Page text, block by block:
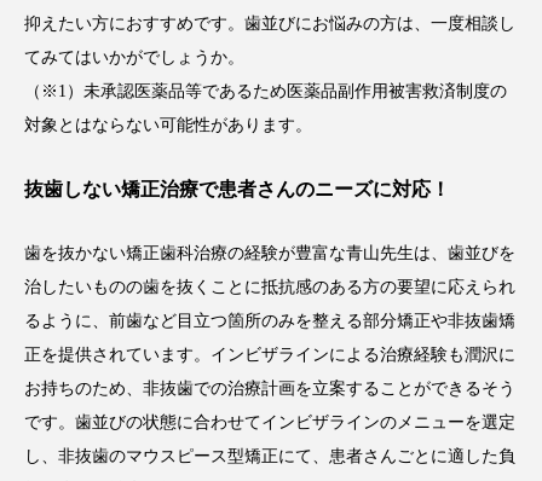
抑えたい方におすすめです。歯並びにお悩みの方は、一度相談し
てみてはいかがでしょうか。
（※1）未承認医薬品等であるため医薬品副作用被害救済制度の
対象とはならない可能性があります。
抜歯しない矯正治療で患者さんのニーズに対応！
歯を抜かない矯正歯科治療の経験が豊富な青山先生は、歯並びを
治したいものの歯を抜くことに抵抗感のある方の要望に応えられ
るように、前歯など目立つ箇所のみを整える部分矯正や非抜歯矯
正を提供されています。インビザラインによる治療経験も潤沢に
お持ちのため、非抜歯での治療計画を立案することができるそう
です。歯並びの状態に合わせてインビザラインのメニューを選定
し、非抜歯のマウスピース型矯正にて、患者さんごとに適した負